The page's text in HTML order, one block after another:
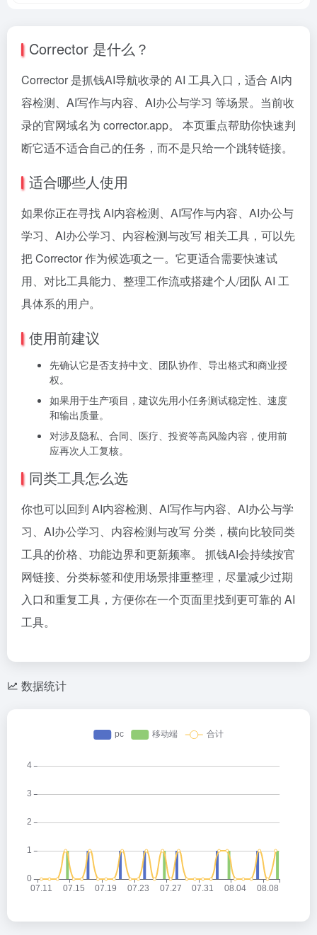
Corrector 是什么？
Corrector 是抓钱AI导航收录的 AI 工具入口，适合 AI内
容检测、AI写作与内容、AI办公与学习 等场景。当前收
录的官网域名为 corrector.app。 本页重点帮助你快速判
断它适不适合自己的任务，而不是只给一个跳转链接。
适合哪些人使用
如果你正在寻找 AI内容检测、AI写作与内容、AI办公与
学习、AI办公学习、内容检测与改写 相关工具，可以先
把 Corrector 作为候选项之一。它更适合需要快速试
用、对比工具能力、整理工作流或搭建个人/团队 AI 工
具体系的用户。
使用前建议
先确认它是否支持中文、团队协作、导出格式和商业授
权。
如果用于生产项目，建议先用小任务测试稳定性、速度
和输出质量。
对涉及隐私、合同、医疗、投资等高风险内容，使用前
应再次人工复核。
同类工具怎么选
你也可以回到 AI内容检测、AI写作与内容、AI办公与学
习、AI办公学习、内容检测与改写 分类，横向比较同类
工具的价格、功能边界和更新频率。 抓钱AI会持续按官
网链接、分类标签和使用场景排重整理，尽量减少过期
入口和重复工具，方便你在一个页面里找到更可靠的 AI
工具。
数据统计